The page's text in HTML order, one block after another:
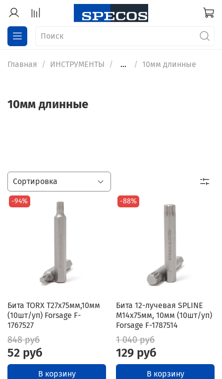
Главная ИНСТРУМЕНТЫ ... 10мм длинные
10мм длинные
-94%
Бита TORX T27х75мм,10мм
(10шт/уп) Forsage F-
1767527
848 руб
52 руб
В корзину
-88%
Бита 12-лучевая SPLINE
M14х75мм, 10мм (10шт/уп)
Forsage F-1787514
1 040 руб
129 руб
В корзину